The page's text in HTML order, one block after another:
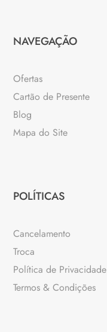
NAVEGAÇÃO
Ofertas
Cartão de Presente
Blog
Mapa do Site
POLÍTICAS
Cancelamento
Troca
Política de Privacidade
Termos & Condições